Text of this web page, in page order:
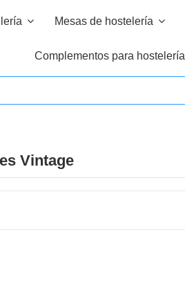
Mesas de hostelería
Complementos para hostelería
Vintage